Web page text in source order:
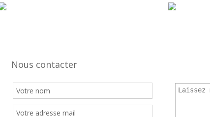
Nous contacter